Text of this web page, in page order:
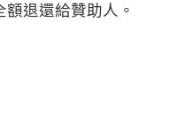
退還給贊助人。